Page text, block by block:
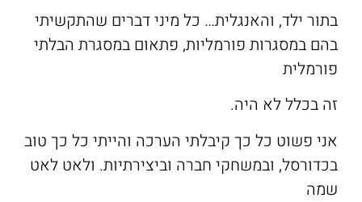
בתור ילד, והאנגלית… כל מיני דברים שהתקשיתי
בהם במסגרות פורמליות, פתאום במסגרת הבלתי
פורמלית
זה בכלל לא היה.
אני פשוט כל כך קיבלתי הערכה והייתי כל כך טוב
בכדורסל, ובמשחקי חברה וביצירתיות. ולאט לאט
שמה